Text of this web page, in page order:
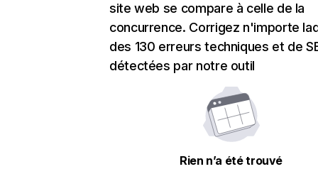
site web se compare à celle de la
concurrence. Corrigez n'importe
des 130 erreurs techniques et de
détectées par notre outil
Rien n’a été trouvé